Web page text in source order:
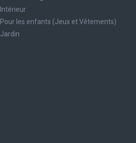
Intérieur
Pour les enfants (Jeux et Vêtements)
Jardin